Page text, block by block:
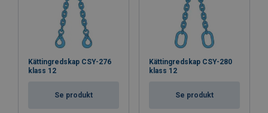
Kättingredskap CSY-276
klass 12
Se produkt
Kättingredskap CSY-280
klass 12
Se produkt